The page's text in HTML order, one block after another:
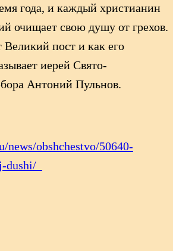
года, и каждый христианин
очищает свою душу от грехов.
Великий пост и как его
иерей Свято-
Антоний Пульнов.
news/obshchestvo/50640-
dushi/